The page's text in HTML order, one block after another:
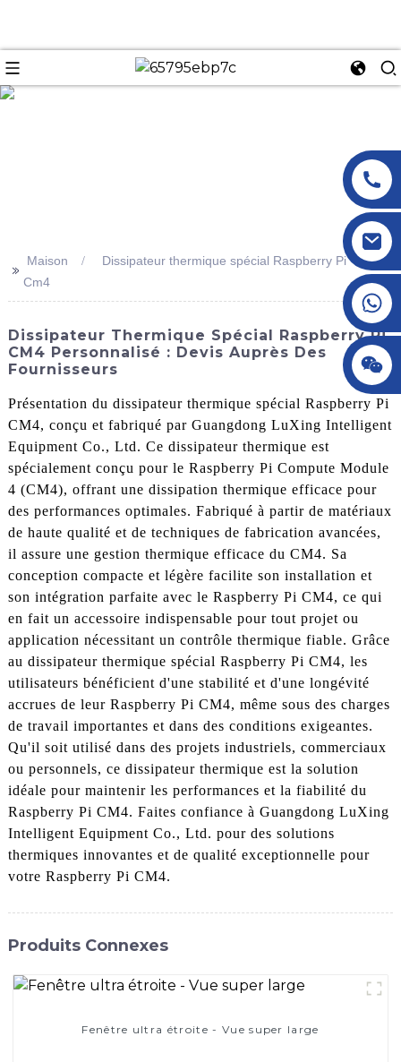
+86 18145770882
+86 18145770882
>>
Maison
Dissipateur thermique spécial Raspberry Pi
Cm4
Dissipateur Thermique Spécial Raspberry Pi
CM4 Personnalisé : Devis Auprès Des
Fournisseurs
Présentation du dissipateur thermique spécial Raspberry Pi
CM4, conçu et fabriqué par Guangdong LuXing Intelligent
Equipment Co., Ltd. Ce dissipateur thermique est
spécialement conçu pour le Raspberry Pi Compute Module
4 (CM4), offrant une dissipation thermique efficace pour
des performances optimales. Fabriqué à partir de matériaux
de haute qualité et de techniques de fabrication avancées,
il assure une gestion thermique efficace du CM4. Sa
conception compacte et légère facilite son installation et
son intégration parfaite avec le Raspberry Pi CM4, ce qui
en fait un accessoire indispensable pour tout projet ou
application nécessitant un contrôle thermique fiable. Grâce
au dissipateur thermique spécial Raspberry Pi CM4, les
utilisateurs bénéficient d'une stabilité et d'une longévité
accrues de leur Raspberry Pi CM4, même sous des charges
de travail importantes et dans des conditions exigeantes.
Qu'il soit utilisé dans des projets industriels, commerciaux
ou personnels, ce dissipateur thermique est la solution
idéale pour maintenir les performances et la fiabilité du
Raspberry Pi CM4. Faites confiance à Guangdong LuXing
Intelligent Equipment Co., Ltd. pour des solutions
thermiques innovantes et de qualité exceptionnelle pour
votre Raspberry Pi CM4.
Produits Connexes
Fenêtre ultra étroite - Vue super large